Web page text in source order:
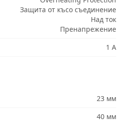
Защита от късо съединение
Над ток
Пренапрежение
1 A
23 мм
40 мм